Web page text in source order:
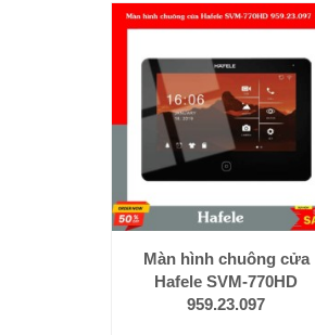
Màn hình chuông cửa
Hafele SVM-770HD
959.23.097